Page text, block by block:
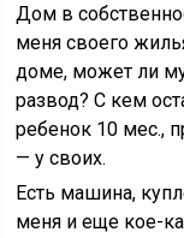
Дом в
меня своего
доме, может ли
развод? С кем
ребенок 10 мес.,
— у своих.
Есть машина,
меня и еще кое-